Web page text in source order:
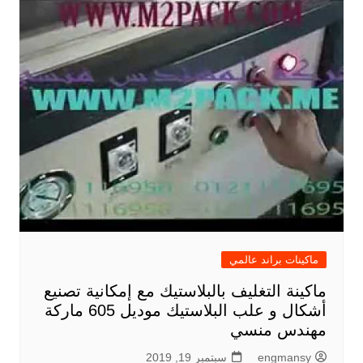
ماكينات براند عالمي
ماكينة التغليف بالبلاستيك مع إمكانية تصنيع
أشكال و علب البلاستيك موديل 605 ماركة
مهندس منسي
engmansy سبتمبر 19, 2019